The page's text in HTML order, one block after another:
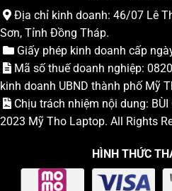
Địa chỉ kinh doanh: 46/07 Lê
Sơn, Tỉnh Đồng Tháp.
Giấy phép kinh doanh cấp
Mã số thuế doanh nghiệp:
kinh doanh UBND thành phố Mỹ
Chịu trách nhiệm nội dung:
2023 Mỹ Tho Laptop. All Rights
HÌNH THỨC